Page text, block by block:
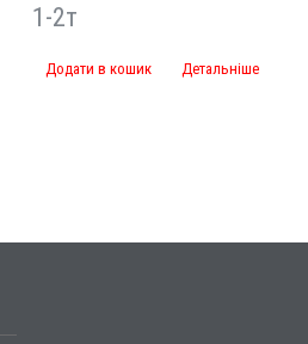
1-2т
Додати в кошик Детальніше